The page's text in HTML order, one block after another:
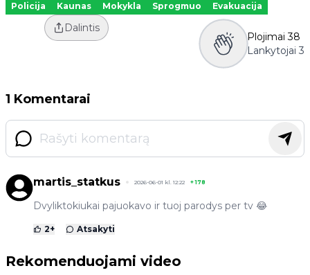
Policija Kaunas Mokykla Sprogmuo Evakuacija
Dalintis
Plojimai 38
Lankytojai 3
1 Komentarai
martis_statkus 2026-06-01 kl. 12:22 +178
Dvyliktokiukai pajuokavo ir tuoj parodys per tv 😂
2+ Atsakyti
Rekomenduojami video